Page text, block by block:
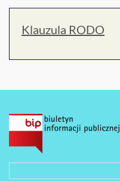
Klauzula RODO